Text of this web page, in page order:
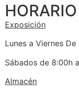
HORARIO
Exposición
Lunes a Viernes
Sábados de 8:00h
Almacén